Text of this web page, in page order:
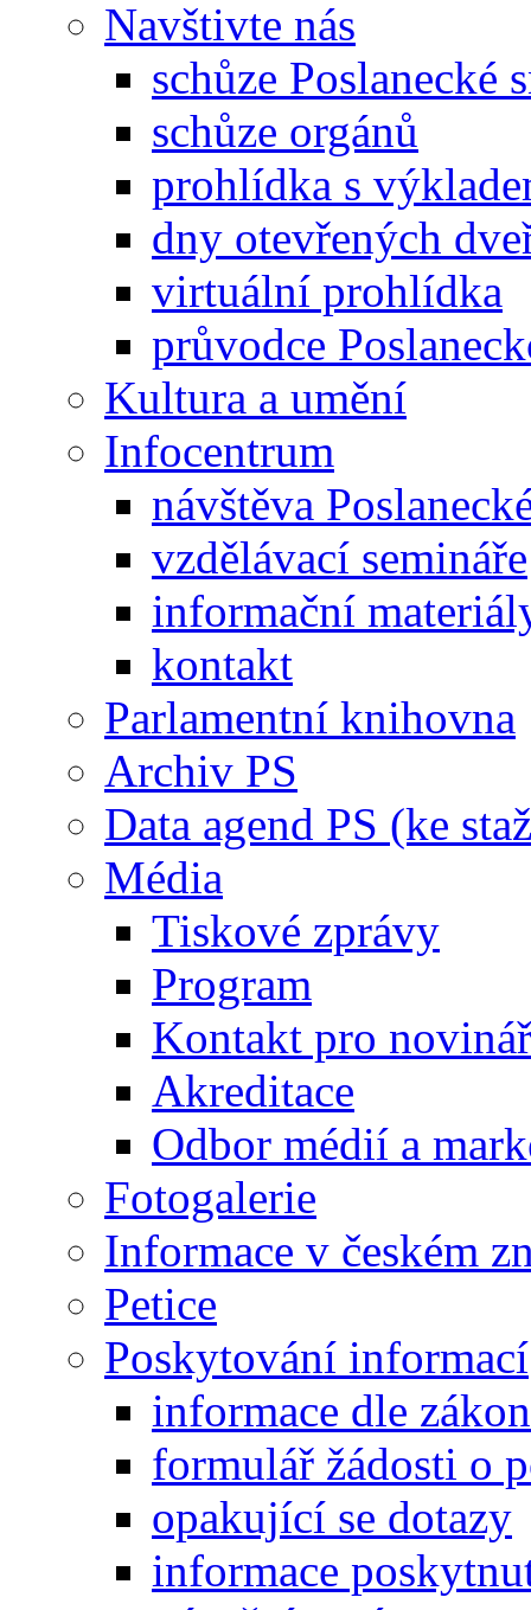
Navštivte nás
schůze Poslanecké
schůze orgánů
prohlídka s
dny otevřených
virtuální prohlídka
průvodce
Kultura a umění
Infocentrum
návštěva
vzdělávací semináře
informační
kontakt
Parlamentní knihovna
Archiv PS
Data agend PS (ke
Média
Tiskové zprávy
Program
Kontakt pro
Akreditace
Odbor médií a
Fotogalerie
Informace v českém
Petice
Poskytování informací
informace dle
formulář žádosti o
opakující se dotazy
informace